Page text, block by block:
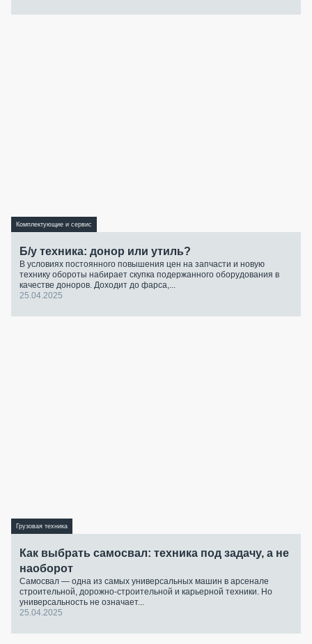
Комплектующие и сервис
Б/у техника: донор или утиль?
В условиях постоянного повышения цен на запчасти и новую
технику обороты набирает скупка подержанного оборудования в
качестве доноров. Доходит до фарса,...
25.04.2025
Грузовая техника
Как выбрать самосвал: техника под задачу, а не
наоборот
Самосвал — одна из самых универсальных машин в арсенале
строительной, дорожно-строительной и карьерной техники. Но
универсальность не означает...
25.04.2025